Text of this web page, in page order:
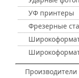
УФ принтеры
Фрезерные
Производители